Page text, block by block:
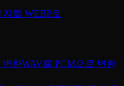
지를 WEBP로
변환WAV를 PCM으로 변환